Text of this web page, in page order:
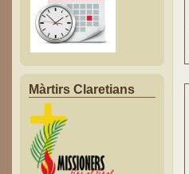
Màrtirs Claretians